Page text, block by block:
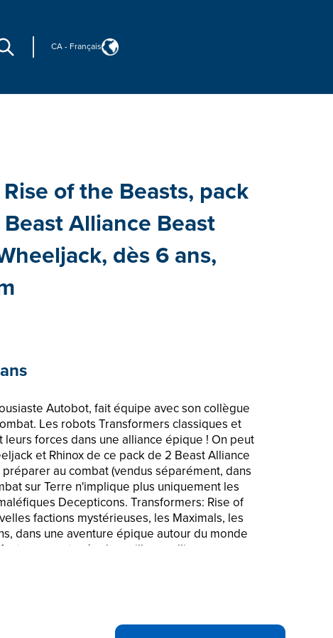
CA - Français
of the Beasts, pack
Alliance Beast
dès 6 ans,
Autobot, fait équipe avec son collègue
Les robots Transformers classiques et
forces dans une alliance épique ! On peut
et Rhinox de ce pack de 2 Beast Alliance
au combat (vendus séparément, dans
sur Terre n'implique plus uniquement les
Decepticons. Transformers: Rise of
factions mystérieuses, les Maximals, les
dans une aventure épique autour du monde
peuvent créer la meilleure alliance avec
Tous droits réservés. Autorisé par